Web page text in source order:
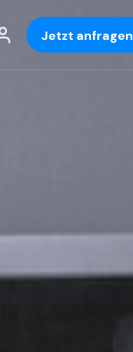
Jetzt anfragen